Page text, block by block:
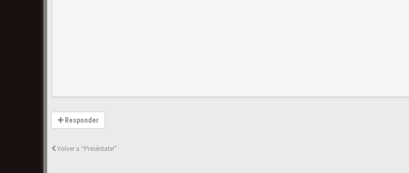
Responder
Volver a “Preséntate!”